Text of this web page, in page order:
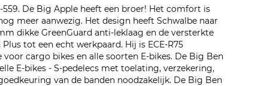
De Big Apple heeft een broer! Het comfort is
meer aanwezig. Het design heeft Schwalbe naar
dikke GreenGuard anti-leklaag en de versterkte
tot een echt werkpaard. Hij is ECE-R75
cargo bikes en alle soorten E-bikes. De Big Ben
E-bikes - S-pedelecs met toelating, verzekering,
van de banden noodzakelijk. De Big Ben